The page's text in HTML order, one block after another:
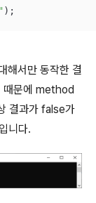
" );
해서만 동작한 결
때문에 method
결과가 false가
니다.